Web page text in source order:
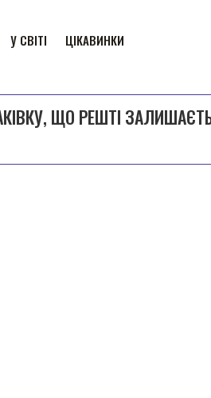
У СВІТІ ЦІКАВИНКИ
ЩО РЕШТІ